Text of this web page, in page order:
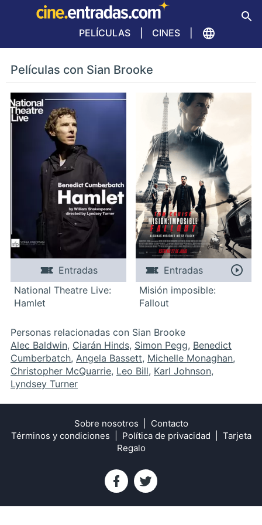
PELÍCULAS CINES
Películas con Sian Brooke
Entradas
National Theatre Live:
Hamlet
Entradas
Misión imposible:
Fallout
Personas relacionadas con Sian Brooke
Alec Baldwin, Ciarán Hinds, Simon Pegg, Benedict
Cumberbatch, Angela Bassett, Michelle Monaghan,
Christopher McQuarrie, Leo Bill, Karl Johnson,
Lyndsey Turner
Sobre nosotros
Contacto
Términos y condiciones
Política de privacidad
Tarjeta
Regalo